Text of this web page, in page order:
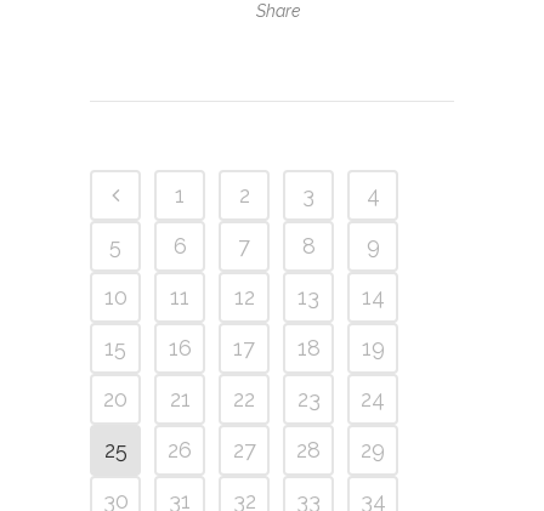
Share
1 2 3
4
5
6 7 8
9
10
11 12 13
14
15
16 17 18
19
20
21 22 23
24
25
26 27 28
29
30
31 32 33
34